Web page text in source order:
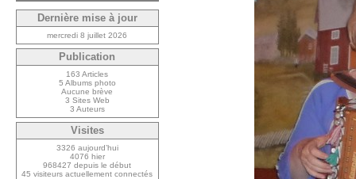
Dernière mise à jour
mercredi 8 juillet 2026
Publication
163 Articles
5 Albums photo
Aucune brève
3 Sites Web
3 Auteurs
Visites
3326 aujourd’hui
4076 hier
968427 depuis le début
45 visiteurs actuellement connectés